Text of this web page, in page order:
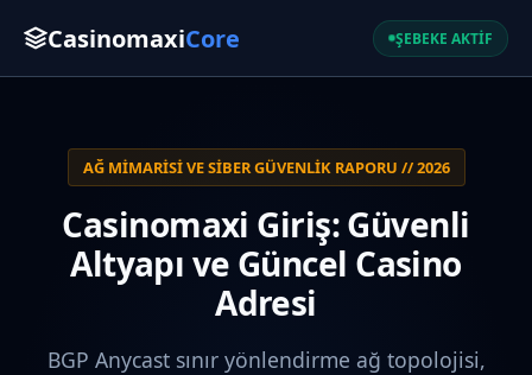
CasinomaxiCore ŞEBEKE AKTİF
AĞ MIMARISI VE SIBER GÜVENLIK RAPORU // 2026
Casinomaxi Giriş: Güvenli
Altyapı ve Güncel Casino
Adresi
BGP Anycast sınır yönlendirme ağ topolojisi,